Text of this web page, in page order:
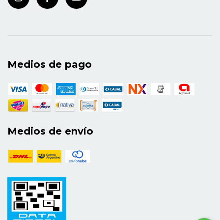
(dir.: Dr. Hernán Kesselman). Presidente del
Mental Infanto Juvenil en la asociación
Ana Clara Giménez
Licenciada en Psicología (UBA). Psicoanalista con
perspectiva de género. Especialista en Psicología
(ColPsiBA). Especialista en Gestión en Salud
la Unidad de Salud Integral de las Adolescencias
Eduardo Wilde. Referente de Adolescencia en la
Región Sanitaria VI del Ministerio de Salud de la
Provincia de Buenos Aires. Profesora adjunta en
la Cátedra 1 de Psicología Evolutiva. Adolescencia.
Medios de pago
Medios de envío